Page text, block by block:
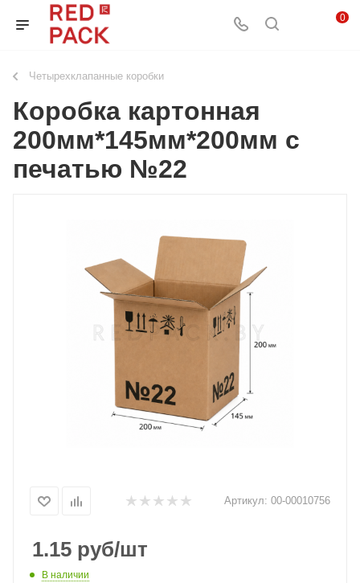
0
Четырехклапанные коробки
Коробка картонная
200мм*145мм*200мм с
печатью №22
Артикул: 00-00010756
1.15 руб/шт
В наличии